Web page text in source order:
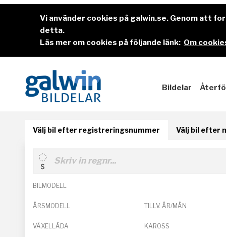
Vi använder cookies på galwin.se. Genom att
detta.
Läs mer om cookies på följande länk: Om
Bildelar
Välj bil efter registreringsnummer Välj bil efter
BILMODELL
ÅRSMODELL TILLV. ÅR/MÅN
VÄXELLÅDA KAROSS